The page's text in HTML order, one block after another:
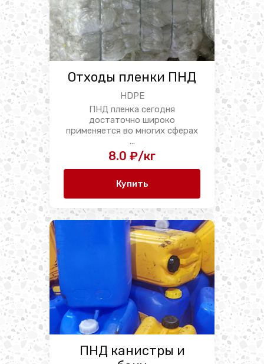
Отходы пленки ПНД
HDPE
ПНД пленка сегодня
достаточно широко
применяется во многих сферах
...
8.0 ₽/кг
Купить
ПНД канистры и